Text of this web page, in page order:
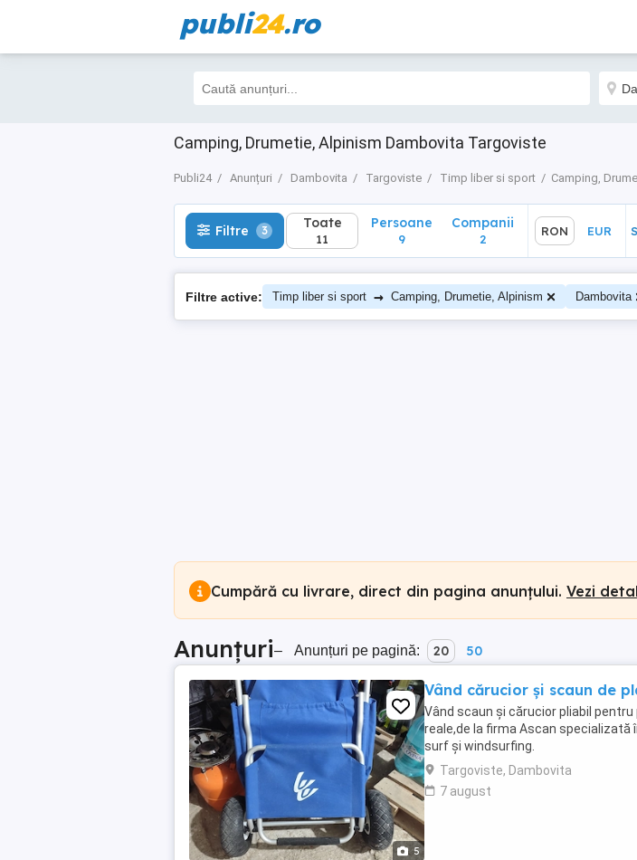
publi24.ro
Camping, Drumetie, Alpinism Dambovita Targoviste
Publi24 Anunțuri Dambovita Targoviste Timp liber si sport Camping,
Filtre 3 Toate
11
Filtre 3 Toate
11
Persoane
9
Companii
2
RON EUR
Filtre active: Timp liber si sport → Camping, Drumetie, Alpinism Dambovita
Cumpără cu livrare, direct din pagina anunțului. Vezi
Anunțuri– Anunțuri pe pagină: 20 50
5
Vând cărucior și scaun de
Vând scaun și cărucior pliabil
reale,de la firma Ascan specializată
surf și windsurfing.
Targoviste, Dambovita
7 august